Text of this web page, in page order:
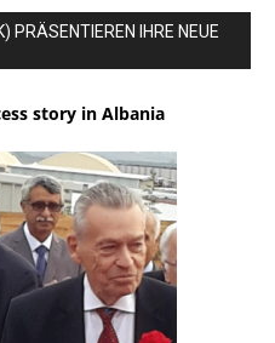
PRÄSENTIEREN IHRE NEUE
story in Albania